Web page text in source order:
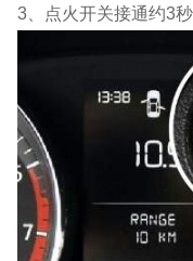
3、点火开关接通约3